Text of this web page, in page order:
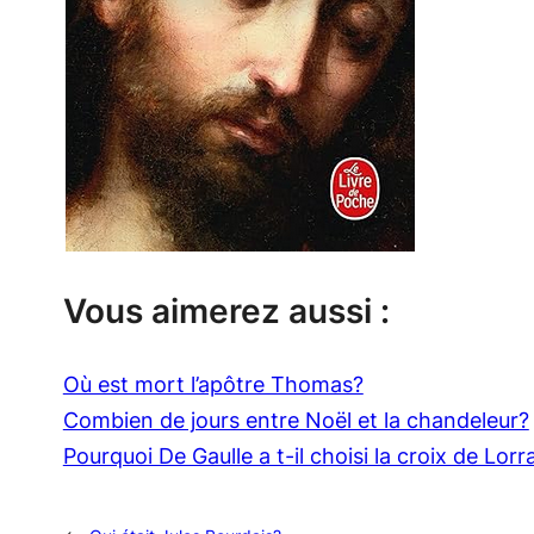
Vous aimerez aussi :
Où est mort l’apôtre Thomas?
Combien de jours entre Noël et la chandeleur?
Pourquoi De Gaulle a t-il choisi la croix de